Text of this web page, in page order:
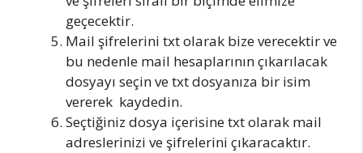
geçecektir.
Mail şifrelerini txt olarak bize verecektir ve
bu nedenle mail hesaplarının çıkarılacak
dosyayı seçin ve txt dosyanıza bir isim
vererek kaydedin.
Seçtiğiniz dosya içerisine txt olarak mail
adreslerinizi ve şifrelerini çıkaracaktır.